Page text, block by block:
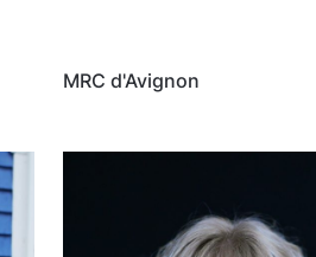
MRC d'Avignon